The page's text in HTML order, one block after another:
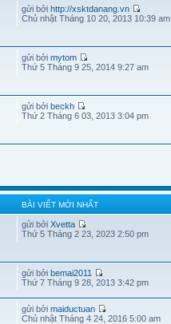
gửi bởihttp://xsktdanang.vn
Chủ nhật Tháng 10 20, 2013 10:39 am
gửi bởimytom
Thứ 5 Tháng 9 25, 2014 9:27 am
gửi bởibeckh
Thứ 2 Tháng 6 03, 2013 3:04 pm
BÀI VIẾT MỚI NHẤT
gửi bởiXvetta
Thứ 5 Tháng 2 23, 2023 2:50 pm
gửi bởibemai2011
Thứ 7 Tháng 9 28, 2013 3:42 pm
gửi bởimaiductuan
Chủ nhật Tháng 4 24, 2016 5:00 am